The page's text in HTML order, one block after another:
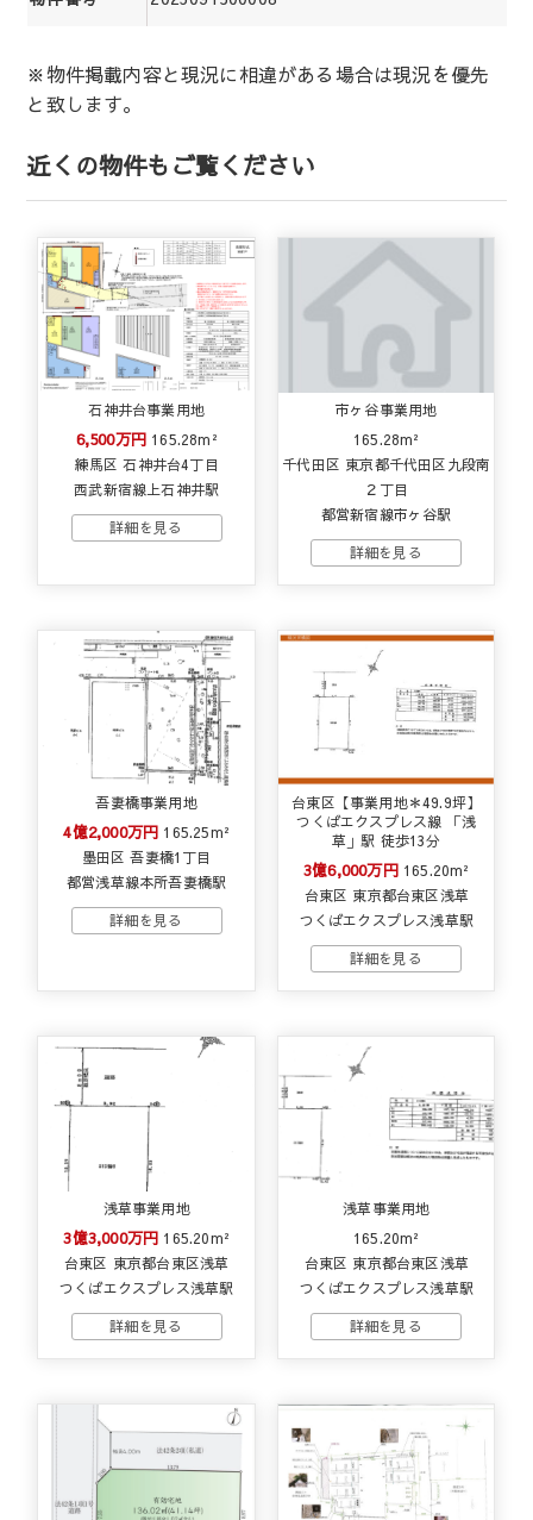
※物件掲載内容と現況に相違がある場合は現況を優先
と致します。
近くの物件もご覧ください
石神井台事業用地
6,500万円 165.28m²
練馬区 石神井台4丁目
西武新宿線上石神井駅
市ヶ谷事業用地
165.28m²
千代田区 東京都千代田区九段南
２丁目
都営新宿線市ヶ谷駅
吾妻橋事業用地
4億2,000万円 165.25m²
墨田区 吾妻橋1丁目
都営浅草線本所吾妻橋駅
台東区【事業用地＊49.9坪】
つくばエクスプレス線 「浅
草」駅 徒歩13分
3億6,000万円 165.20m²
台東区 東京都台東区浅草
つくばエクスプレス浅草駅
浅草事業用地
3億3,000万円 165.20m²
台東区 東京都台東区浅草
つくばエクスプレス浅草駅
浅草事業用地
165.20m²
台東区 東京都台東区浅草
つくばエクスプレス浅草駅